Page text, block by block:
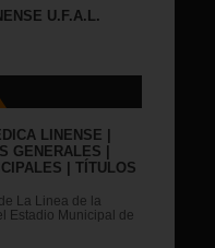
U.F.A.L.
LINENSE |
GENERALES |
| TÍTULOS
La Linea de la
Estadio Municipal de